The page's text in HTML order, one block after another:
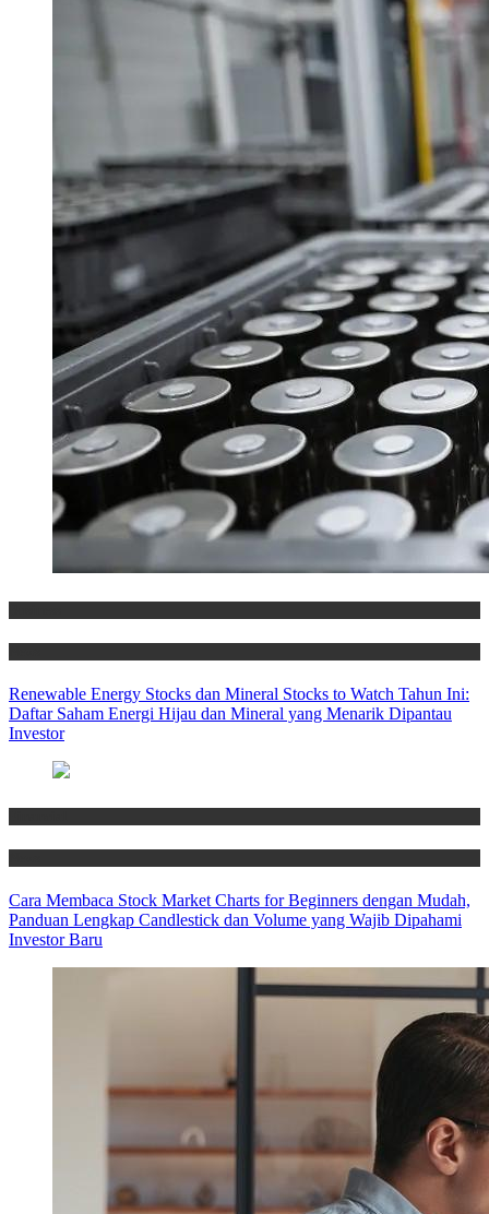
Renewable Energy Stocks dan Mineral Stocks to Watch Tahun Ini:
Daftar Saham Energi Hijau dan Mineral yang Menarik Dipantau
Investor
Cara Membaca Stock Market Charts for Beginners dengan Mudah,
Panduan Lengkap Candlestick dan Volume yang Wajib Dipahami
Investor Baru